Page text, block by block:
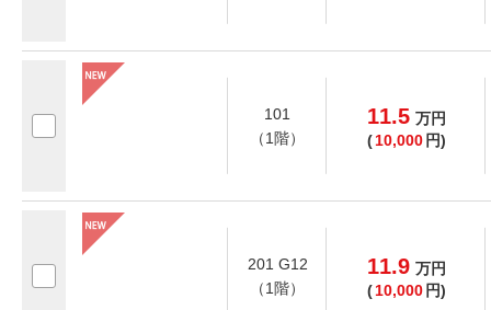
101
（1階）
11.5 万円
( 10,000 円)
201 G12
（1階）
11.9 万円
( 10,000 円)